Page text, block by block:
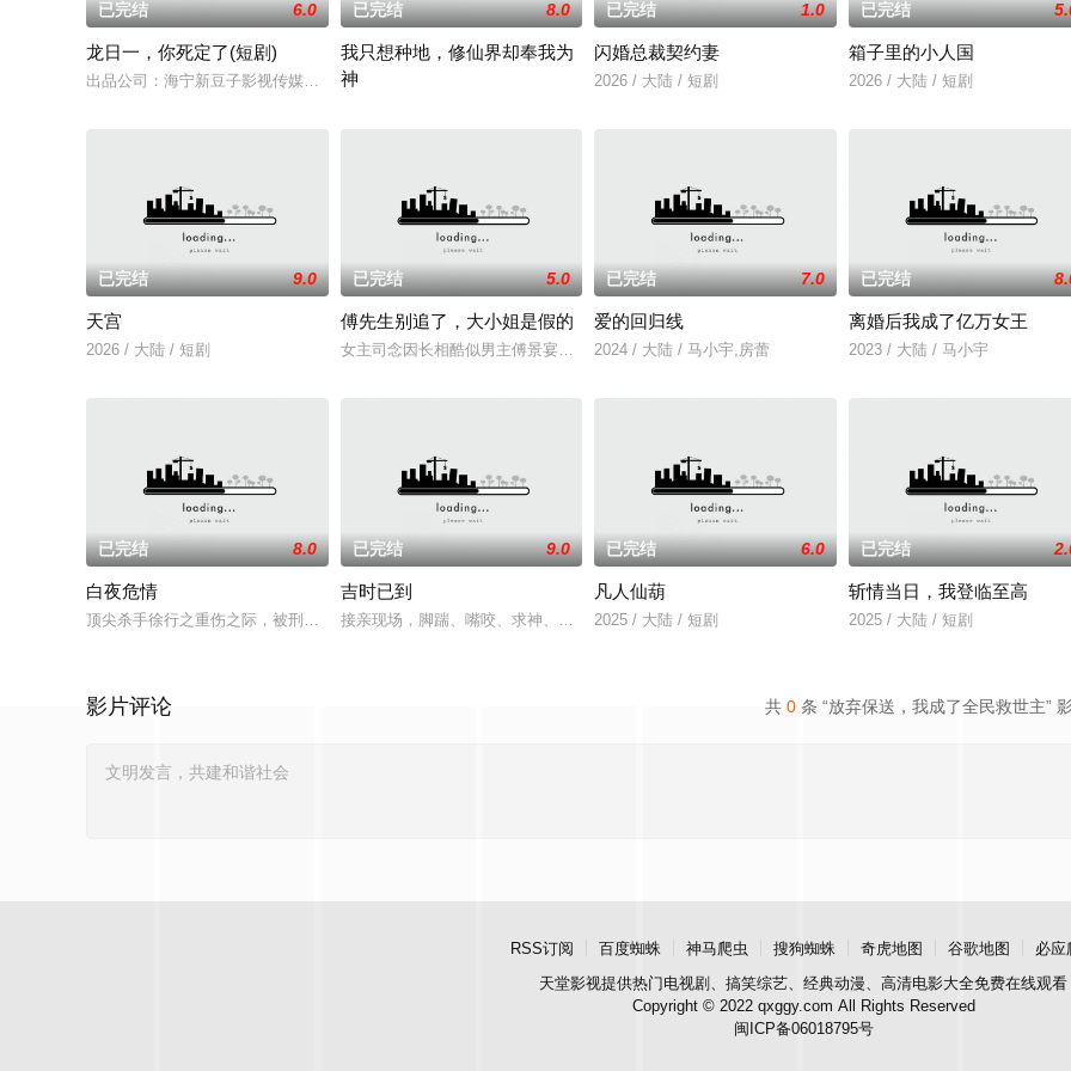
已完结 6.0
龙日一，你死定了(短剧)
出品公司：海宁新豆子影视传媒有限公司、北京九和龙胜文化传媒有限公司开机时间：2026年3月底联含出品人：林涛、张志远、马朝思远总制
已完结 8.0
我只想种地，修仙界却奉我为
神
已完结 1.0
闪婚总裁契约妻
2026 / 大陆 / 短剧
已完结
箱子里的小人国
2026 / 大陆 / 短剧
已完结 9.0
天宫
2026 / 大陆 / 短剧
已完结 5.0
傅先生别追了，大小姐是假的
女主司念因长相酷似男主傅景宴的姐姐，被傅景宴强制留在身边，司念装傻只为利用傅景宴复仇沈家，二
已完结 7.0
爱的回归线
2024 / 大陆 / 马小宇,房蕾
已完结
离婚后我成了亿万女王
2023 / 大陆 / 马小宇
已完结 8.0
白夜危情
顶尖杀手徐行之重伤之际，被刑警林捷误认作失踪多年的侄子薛望。他将计就计，以“薛望”身份住进最危险的警队宿舍养伤。他完美扮演着乖巧
已完结 9.0
吉时已到
接亲现场，脚踹、嘴咬、求神、甚至请来了开锁大师，可新娘的房门依旧固若金汤。眼看吉时就要过去，新
已完结 6.0
凡人仙葫
2025 / 大陆 / 短剧
已完结
斩情当日，我登临至高
2025 / 大陆 / 短剧
共 0 条 “放弃保送，我成了全民救世主”
影片评论
RSS订阅 百度蜘蛛 神马爬虫 搜狗蜘蛛 奇虎地图 谷歌地图
必应
天堂影视提供热门电视剧、搞笑综艺、经典动漫、高清电影大全免费在线观看
Copyright © 2022 qxggy.com All Rights Reserved
闽ICP备06018795号